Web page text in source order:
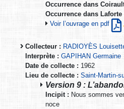
Occurrence dans
Occurrence dans Laforte
Voir l’ouvrage en pdf
Collecteur : RADIOYÈS
Interprète : GAPIHAN Germaine
Date de collecte : 1962
Lieu de collecte : Saint-Martin-
Version 9 :
Incipit : Nous sommes
noce